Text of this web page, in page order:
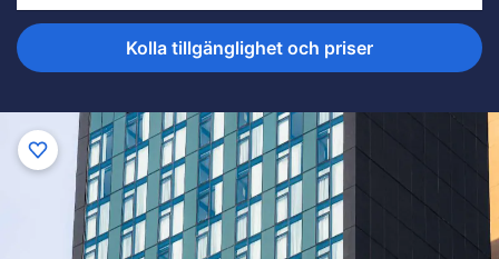
Kolla tillgänglighet och priser